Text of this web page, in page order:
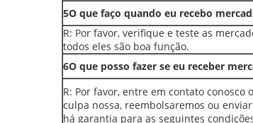
5O que faço quando eu recebo
R: Por favor, verifique e teste as
todos eles são boa função.
6O que posso fazer se eu receber
R: Por favor, entre em contato
culpa nossa, reembolsaremos ou
há garantia para as seguintes